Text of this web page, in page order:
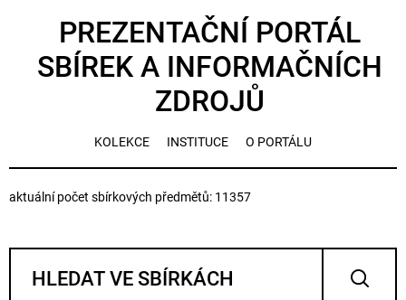
PREZENTAČNÍ PORTÁL
SBÍREK A INFORMAČNÍCH
ZDROJŮ
KOLEKCE INSTITUCE O PORTÁLU
aktuální počet sbírkových předmětů: 11357